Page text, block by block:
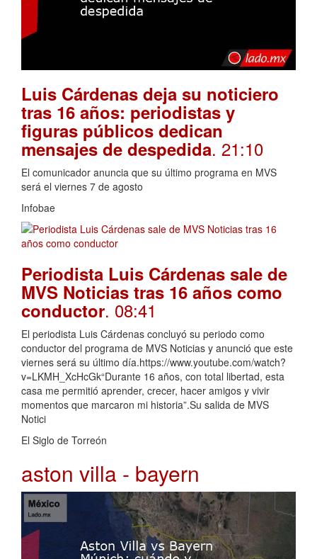
Luis Cárdenas deja su noticiero
tras 16 años: periodistas y
figuras públicos dedican
mensajes de despedida. 21:10
El comunicador anuncia que su último programa en MVS
será el viernes 7 de agosto
Infobae
Periodista Luis Cárdenas sale de
MVS Noticias tras 16 años como
conductor. 08:41
El periodista Luis Cárdenas concluyó su periodo como
conductor del programa de MVS Noticias y anunció que este
viernes será su último día.https://www.youtube.com/watch?
v=LKMH_XcHcGk“Durante 16 años, con total libertad, esta
casa me permitió aprender, crecer, hacer amigos y vivir
momentos que marcaron mi historia”.Su salida de MVS
Notici
El Siglo de Torreón
aston villa - bayern